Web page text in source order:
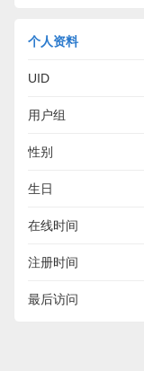
个人资料
UID
用户组
性别
生日
在线时间
注册时间
最后访问